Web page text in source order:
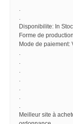
.
.
Disponibilite: In
Forme de
Mode de paiement:
.
.
.
.
.
.
.
Meilleur site à